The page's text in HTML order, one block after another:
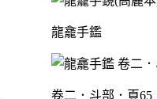
龍龕手鑑
卷二．斗部．頁65